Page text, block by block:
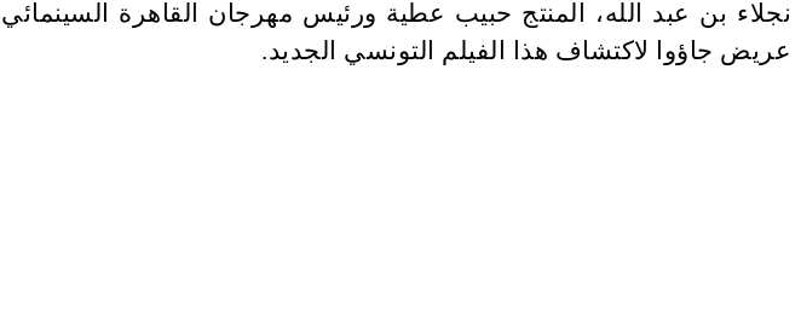
نجلاء بن عبد الله، المنتج حبيب عطية ورئيس مهرجان القاهرة
عريض جاؤوا لاكتشاف هذا الفيلم التونسي الجديد.